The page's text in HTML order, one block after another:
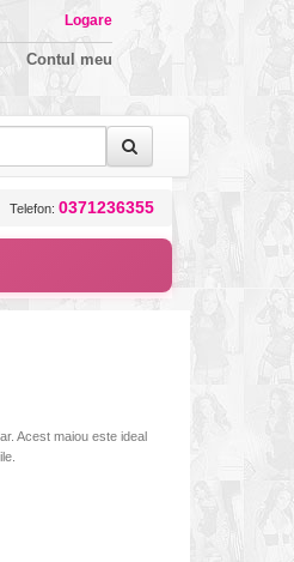
Logare
Contul meu
Telefon: 0371236355
Acest maiou este ideal